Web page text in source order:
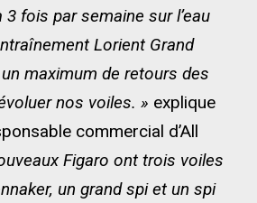
fois par semaine sur l’eau
Lorient Grand
maximum de retours des
nos voiles. » explique
commercial d’All
Figaro ont trois voiles
un grand spi et un spi